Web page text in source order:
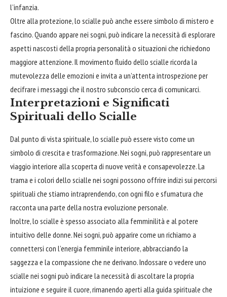
l’infanzia.
Oltre alla protezione, lo scialle può anche essere simbolo di mistero e
fascino. Quando appare nei sogni, può indicare la necessità di esplorare
aspetti nascosti della propria personalità o situazioni che richiedono
maggiore attenzione. Il movimento fluido dello scialle ricorda la
mutevolezza delle emozioni e invita a un’attenta introspezione per
decifrare i messaggi che il nostro subconscio cerca di comunicarci.
Interpretazioni e Significati
Spirituali dello Scialle
Dal punto di vista spirituale, lo scialle può essere visto come un
simbolo di crescita e trasformazione. Nei sogni, può rappresentare un
viaggio interiore alla scoperta di nuove verità e consapevolezze. La
trama e i colori dello scialle nei sogni possono offrire indizi sui percorsi
spirituali che stiamo intraprendendo, con ogni filo e sfumatura che
racconta una parte della nostra evoluzione personale.
Inoltre, lo scialle è spesso associato alla femminilità e al potere
intuitivo delle donne. Nei sogni, può apparire come un richiamo a
connettersi con l’energia femminile interiore, abbracciando la
saggezza e la compassione che ne derivano. Indossare o vedere uno
scialle nei sogni può indicare la necessità di ascoltare la propria
intuizione e seguire il cuore, rimanendo aperti alla guida spirituale che